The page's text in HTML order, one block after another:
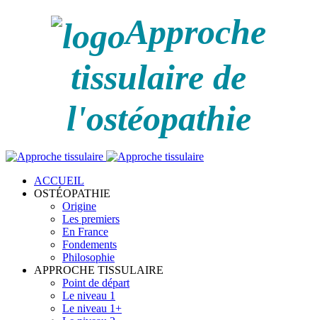
Approche
tissulaire de
l'ostéopathie
ACCUEIL
OSTÉOPATHIE
Origine
Les premiers
En France
Fondements
Philosophie
APPROCHE TISSULAIRE
Point de départ
Le niveau 1
Le niveau 1+